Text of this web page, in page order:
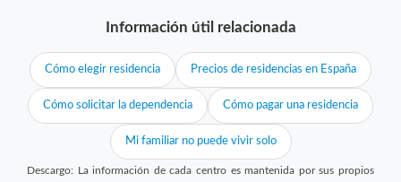
Información útil relacionada
Cómo elegir residencia Precios de residencias en España
Cómo solicitar la dependencia Cómo pagar una residencia
Mi familiar no puede vivir solo
Descargo: La información de cada centro es mantenida por sus propios